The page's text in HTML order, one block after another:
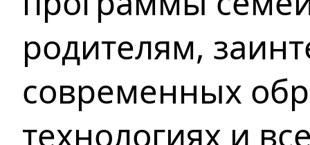
родителям,
современных
технологиях и